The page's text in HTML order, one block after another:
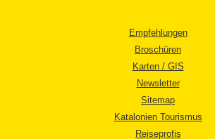
Empfehlungen
Broschüren
Karten / GIS
Newsletter
Sitemap
Katalonien Tourismus
Reiseprofis